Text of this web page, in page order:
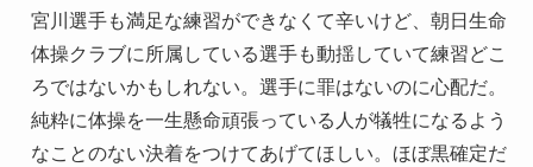
宮川選手も満足な練習ができなくて辛いけど、朝日生命
体操クラブに所属している選手も動揺していて練習どこ
ろではないかもしれない。選手に罪はないのに心配だ。
純粋に体操を一生懸命頑張っている人が犠牲になるよう
なことのない決着をつけてあげてほしい。ほぼ黒確定だ